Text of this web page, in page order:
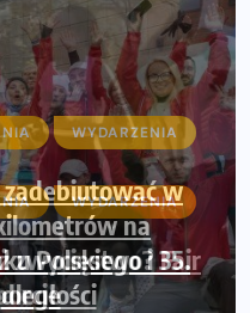
WYDARZENIA
w
na
Polskiego i 35.